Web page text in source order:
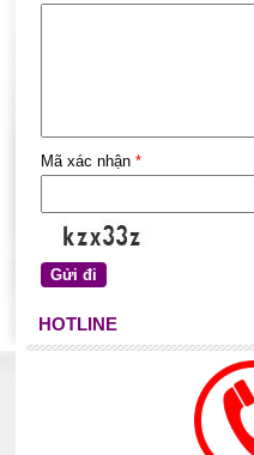
Mã xác nhận *
HOTLINE